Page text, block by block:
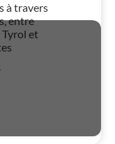
à travers
entre
Tyrol et